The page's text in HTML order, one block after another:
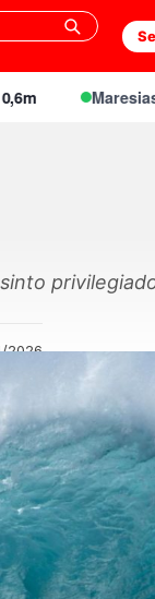
Maresias Canto
2026